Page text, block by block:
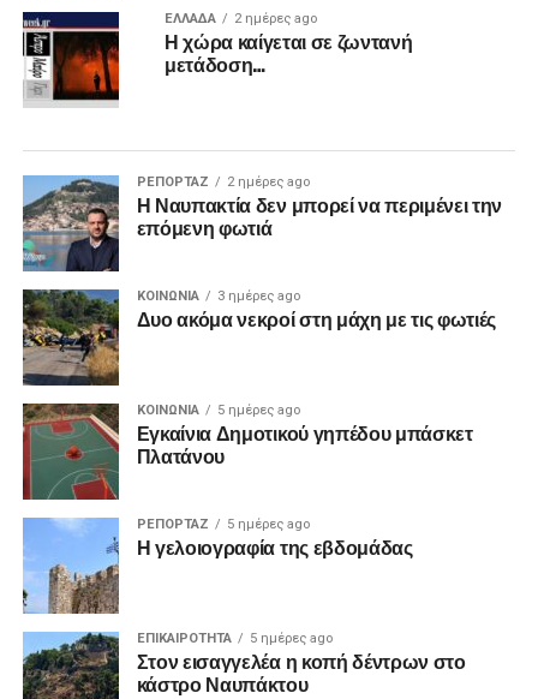
ΕΛΛΑΔΑ 2 ημέρες ago
Η χώρα καίγεται σε ζωντανή
μετάδοση…
ΡΕΠΟΡΤΑΖ 2 ημέρες ago
Η Ναυπακτία δεν μπορεί να περιμένει την
επόμενη φωτιά
ΚΟΙΝΩΝΙΑ 3 ημέρες ago
Δυο ακόμα νεκροί στη μάχη με τις φωτιές
ΚΟΙΝΩΝΙΑ 5 ημέρες ago
Εγκαίνια Δημοτικού γηπέδου μπάσκετ
Πλατάνου
ΡΕΠΟΡΤΑΖ 5 ημέρες ago
Η γελοιογραφία της εβδομάδας
ΕΠΙΚΑΙΡΟΤΗΤΑ 5 ημέρες ago
Στον εισαγγελέα η κοπή δέντρων στο
κάστρο Ναυπάκτου